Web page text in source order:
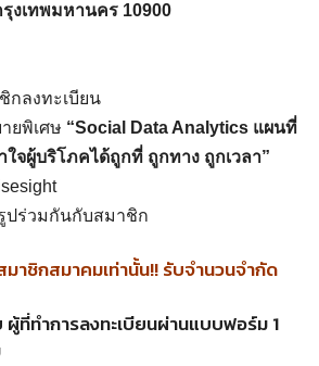
งเทพมหานคร 10900
กลงทะเบียน
ยพิเศษ “Social Data Analytics แผนที่
ใจผู้บริโภคได้ถูกที่ ถูกทาง ถูกเวลา”
ปร่วมกันกับสมาชิก
าชิกสมาคมเท่านั้น!! รับจำนวนจำกัด
ที่ทำการลงทะเบียนผ่านแบบฟอร์ม 1